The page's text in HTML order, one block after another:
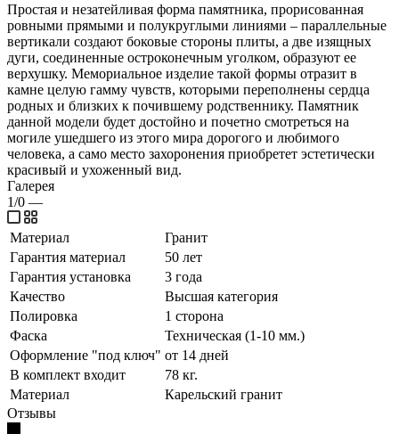
Простая и незатейливая форма памятника, прорисованная
ровными прямыми и полукруглыми линиями – параллельные
вертикали создают боковые стороны плиты, а две изящных
дуги, соединенные остроконечным уголком, образуют ее
верхушку. Мемориальное изделие такой формы отразит в
камне целую гамму чувств, которыми переполнены сердца
родных и близких к почившему родственнику. Памятник
данной модели будет достойно и почетно смотреться на
могиле ушедшего из этого мира дорогого и любимого
человека, а само место захоронения приобретет эстетически
красивый и ухоженный вид.
Галерея
1/0 —
Материал
Гранит
Гарантия материал
50 лет
Гарантия установка
3 года
Качество
Высшая категория
Полировка
1 сторона
Фаска
Техническая (1-10 мм.)
Оформление "под ключ" от 14 дней
В комплект входит
78 кг.
Материал
Карельский гранит
Отзывы